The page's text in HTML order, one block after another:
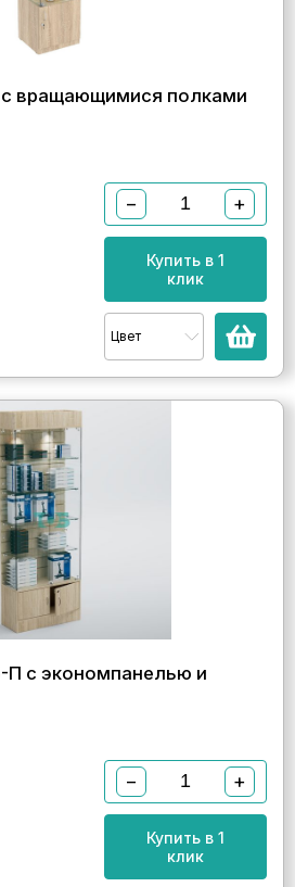
с вращающимися полками
− +
Купить в 1
клик
Цвет
с экономпанелью и
− +
Купить в 1
клик